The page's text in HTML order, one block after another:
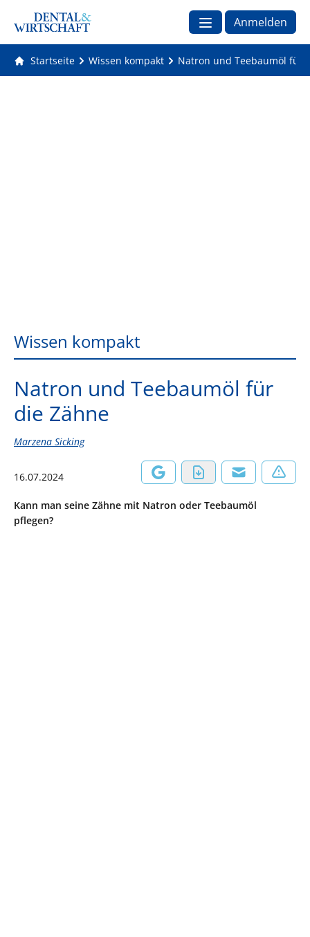
Anmelden
Startseite Wissen kompakt Natron und Teebaumöl für
Wissen kompakt
Natron und Teebaumöl für
die Zähne
Marzena Sicking
16.07.2024
Kann man seine Zähne mit Natron oder Teebaumöl
pflegen?